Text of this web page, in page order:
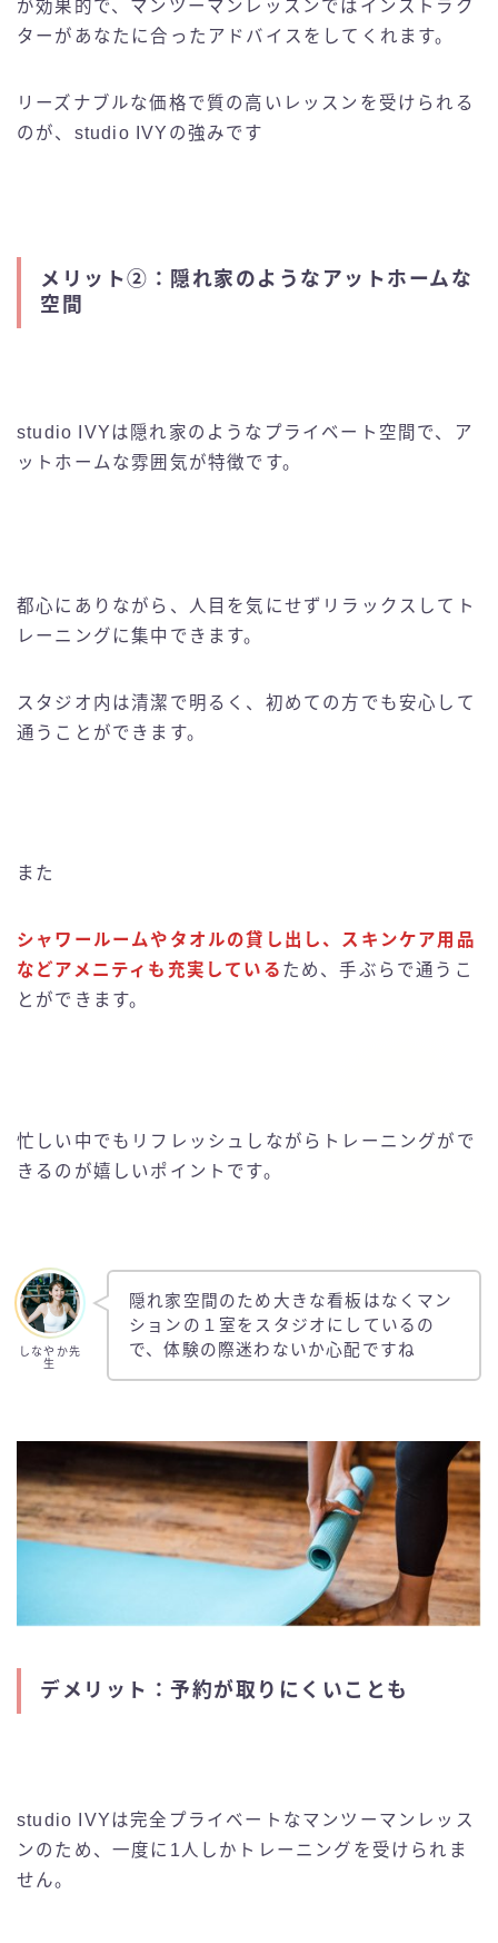
が効果的で、マンツーマンレッスンではインストラク
ターがあなたに合ったアドバイスをしてくれます。
リーズナブルな価格で質の高いレッスンを受けられる
のが、studio IVYの強みです
メリット②：隠れ家のようなアットホームな
空間
studio IVYは隠れ家のようなプライベート空間で、ア
ットホームな雰囲気が特徴です。
都心にありながら、人目を気にせずリラックスしてト
レーニングに集中できます。
スタジオ内は清潔で明るく、初めての方でも安心して
通うことができます。
また
シャワールームやタオルの貸し出し、スキンケア用品
などアメニティも充実している ため、手ぶらで通うこ
とができます。
忙しい中でもリフレッシュしながらトレーニングがで
きるのが嬉しいポイントです。
しなやか先
生
隠れ家空間のため大きな看板はなくマン
ションの１室をスタジオにしているの
で、体験の際迷わないか心配ですね
デメリット：予約が取りにくいことも
studio IVYは完全プライベートなマンツーマンレッス
ンのため、一度に1人しかトレーニングを受けられま
せん。